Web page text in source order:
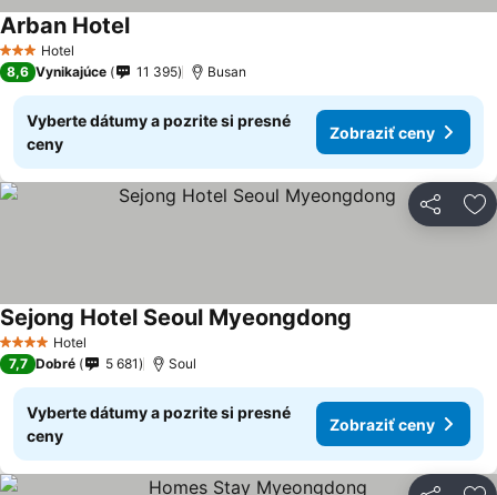
3 Počet hviezdičiek
Hotel
Arban HotelZobraziť ceny
8,6 Vynikajúce 11 395 Busan
Vyberte dátumy a pozrite si presné
ceny
Zobraziť ceny
Zdieľať
4 Počet hviezdičiek
Hotel
Sejong Hotel Seoul Myeongdong
7,7 Dobré 5 681 Soul
Vyberte dátumy a pozrite si presné
ceny
Zobraziť ceny